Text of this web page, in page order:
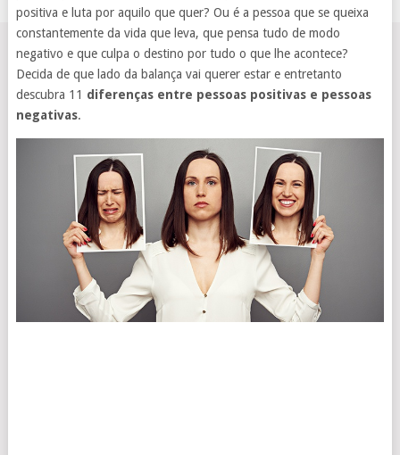
positiva e luta por aquilo que quer? Ou é a pessoa que se queixa
constantemente da vida que leva, que pensa tudo de modo
negativo e que culpa o destino por tudo o que lhe acontece?
Decida de que lado da balança vai querer estar e entretanto
descubra 11 diferenças entre pessoas positivas e pessoas
negativas.